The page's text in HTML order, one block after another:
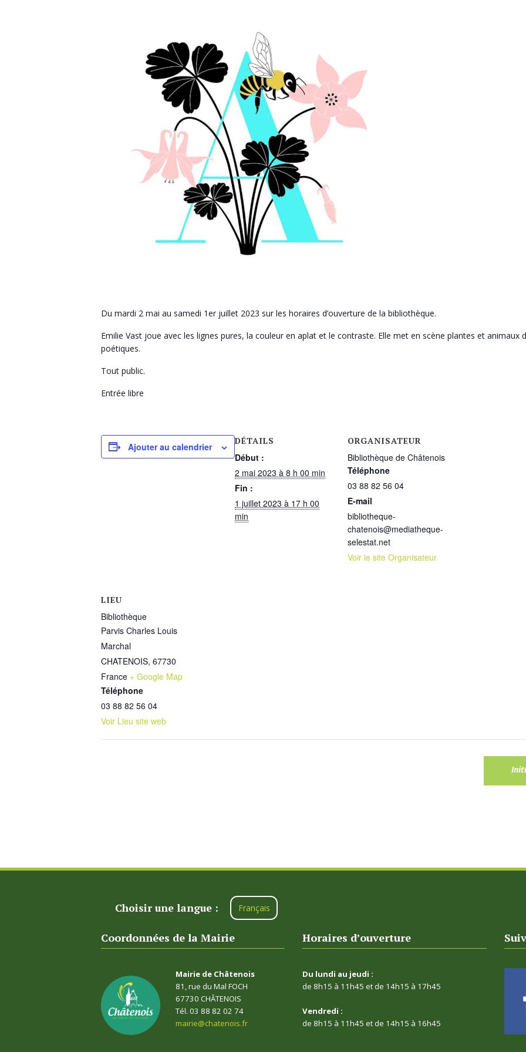
Du mardi 2 mai au samedi 1er juillet 2023 sur les horaires d’ouverture de la bibliothèque.
Emilie Vast joue avec les lignes pures, la couleur en aplat et le contraste. Elle met en scène plantes et animaux
poétiques.
Tout public.
Entrée libre
Ajouter au calendrier
DÉTAILS
Début :
2 mai 2023 à 8 h 00 min
Fin :
1 juillet 2023 à 17 h 00
min
ORGANISATEUR
Bibliothèque de Châtenois
Téléphone
03 88 82 56 04
E-mail
bibliotheque-
chatenois@mediatheque-
selestat.net
Voir le site Organisateur
LIEU
Bibliothèque
Parvis Charles Louis
Marchal
CHATENOIS, 67730
France + Google Map
Téléphone
03 88 82 56 04
Voir Lieu site web
Choisir une langue : Français
Coordonnées de la Mairie
Mairie de Châtenois
81, rue du Mal FOCH
67730 CHÂTENOIS
Tél. 03 88 82 02 74
mairie@chatenois.fr
Horaires d’ouverture
Du lundi au jeudi :
de 8h15 à 11h45 et de 14h15 à 17h45
Vendredi :
de 8h15 à 11h45 et de 14h15 à 16h45